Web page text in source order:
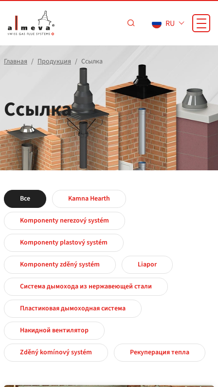
RU
Главная Продукция Ссылка
Ссылка
Все Kamna Hearth
Komponenty nerezový systém
Komponenty plastový systém
Komponenty zděný systém Liapor
Система дымохода из нержавеющей стали
Пластиковая дымоходная система
Накидной вентилятор
Zděný komínový systém Рекуперация тепла